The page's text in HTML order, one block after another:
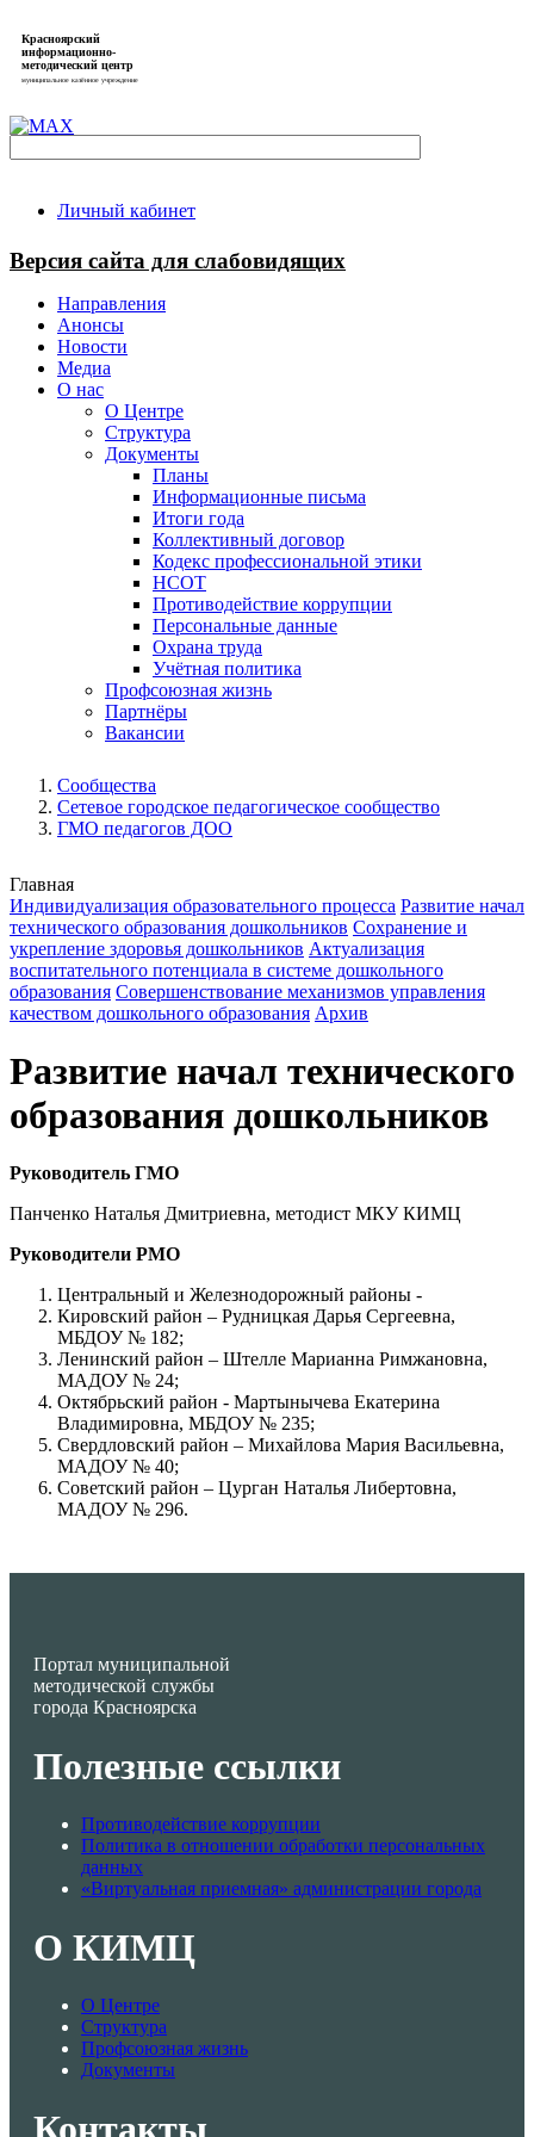
Красноярский
информационно-
методический центр
муниципальное казённое учреждение
Личный кабинет
Версия сайта для слабовидящих
Направления
Анонсы
Новости
Медиа
О нас
О Центре
Структура
Документы
Планы
Информационные письма
Итоги года
Коллективный договор
Кодекс профессиональной этики
НСОТ
Противодействие коррупции
Персональные данные
Охрана труда
Учётная политика
Профсоюзная жизнь
Партнёры
Вакансии
Сообщества
Сетевое городское педагогическое сообщество
ГМО педагогов ДОО
Главная
Индивидуализация образовательного процесса Развитие начал
технического образования дошкольников Сохранение и
укрепление здоровья дошкольников Актуализация
воспитательного потенциала в системе дошкольного
образования Совершенствование механизмов управления
качеством дошкольного образования Архив
Развитие начал технического
образования дошкольников
Руководитель ГМО
Панченко Наталья Дмитриевна, методист МКУ КИМЦ
Руководители РМО
Центральный и Железнодорожный районы -
Кировский район – Рудницкая Дарья Сергеевна,
МБДОУ № 182;
Ленинский район – Штелле Марианна Римжановна,
МАДОУ № 24;
Октябрьский район - Мартынычева Екатерина
Владимировна, МБДОУ № 235;
Свердловский район – Михайлова Мария Васильевна,
МАДОУ № 40;
Советский район – Цурган Наталья Либертовна,
МАДОУ № 296.
Портал муниципальной
методической службы
города Красноярска
Полезные ссылки
Противодействие коррупции
Политика в отношении обработки персональных
данных
«Виртуальная приемная» администрации города
О КИМЦ
О Центре
Структура
Профсоюзная жизнь
Документы
Контакты